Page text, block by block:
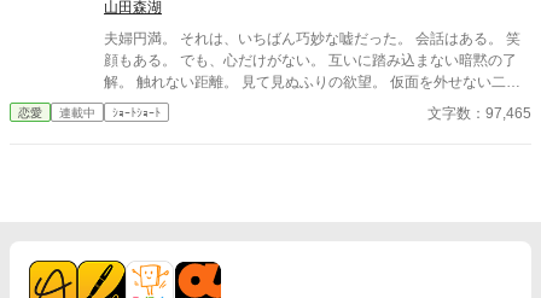
山田森湖
夫婦円満。 それは、いちばん巧妙な嘘だった。 会話はある。 笑
顔もある。 でも、心だけがない。 互いに踏み込まない暗黙の了
解。 触れない距離。 見て見ぬふりの欲望。 仮面を外せない二人
が、 ひとつの“揺らぎ”に出会う。 そのとき、夫婦という関係は崩
れるのか、 それとも、初めて本音に触れるのか。
恋愛 連載中 ｼｮｰﾄｼｮｰﾄ 文字数：97,465